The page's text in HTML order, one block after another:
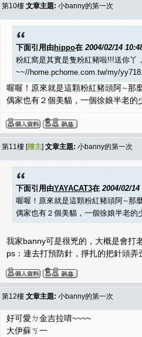
第10樓 文章主題: 小banny的第一次
下面引用由hippo在 2004/02/14
粉紅窩是其實是隻粉紅豬啦!!!送你丫
~~//home.pchome.com.tw/my/
喔喔！原來就是這顆粉紅豬頭阿∼那
偶家也有２個美貓，一個徐娘半老
第11樓 [樓主] 文章主題: 小banny的第一次
下面引用由YAYACAT3在 2004/02/
喔喔！原來就是這顆粉紅豬頭阿∼那
偶家也有２個美貓，一個徐娘半老
我家banny可是很兇的，大概是會打
ps：連去打預防針，掙扎的把針頭
第12樓 文章主題: 小banny的第一次
好可愛ㄉ金吉拉唷~~~~
大伊蘇ㄎ一